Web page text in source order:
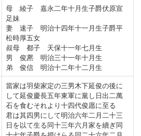
母 綾子 嘉永二年十月生子爵伏原宣
足妹
妻 速子 明治十四年十一月生子爵平
松時厚五女
叔母 都子 天保十一年七月生
男 俊凞 明治三十一年十月生
弟 俊信 明治十二年十二月生
當家は羽柴家定の三男木下延俊の後に
して延俊慶長五年東軍に黨し日出二萬
石を食むそれより十四代俊愿に至る
君は其四男にして明治六年二月二十三
日を以て生る同十三年六月家を續ぎ同